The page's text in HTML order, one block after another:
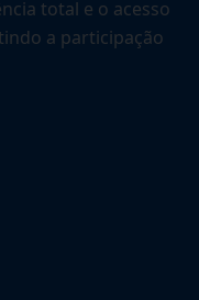
total e o acesso
a participação